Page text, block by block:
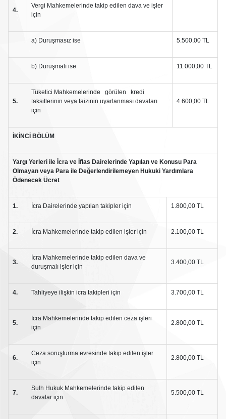
4.
Vergi Mahkemelerinde takip edilen dava ve işler
için
a) Duruşmasız ise 5.500,00 TL
b) Duruşmalı ise 11.000,00 TL
5.
Tüketici Mahkemelerinde görülen kredi
taksitlerinin veya faizinin uyarlanması davaları
için
4.600,00 TL
İKİNCİ BÖLÜM
Yargı Yerleri ile İcra ve İflas Dairelerinde Yapılan ve Konusu Para
Olmayan veya Para ile Değerlendirilemeyen Hukuki Yardımlara
Ödenecek Ücret
1. İcra Dairelerinde yapılan takipler için 1.800,00 TL
2. İcra Mahkemelerinde takip edilen işler için 2.100,00 TL
3.
İcra Mahkemelerinde takip edilen dava ve
duruşmalı işler için
3.400,00 TL
4. Tahliyeye ilişkin icra takipleri için 3.700,00 TL
5.
İcra Mahkemelerinde takip edilen ceza işleri
için
2.800,00 TL
6.
Ceza soruşturma evresinde takip edilen işler
için
2.800,00 TL
7.
Sulh Hukuk Mahkemelerinde takip edilen
davalar için
5.500,00 TL